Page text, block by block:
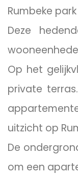
Rumbeke
Deze
Op het
private
uitzicht op
De
om een